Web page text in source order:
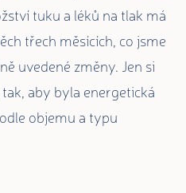
tuku a léků na tlak má
třech měsících, co jsme
uvedené změny. Jen si
aby byla energetická
objemu a typu